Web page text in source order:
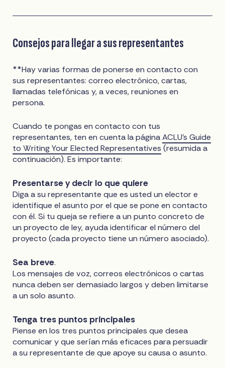
Consejos para llegar a sus representantes
**Hay varias formas de ponerse en contacto con
sus representantes: correo electrónico, cartas,
llamadas telefónicas y, a veces, reuniones en
persona.
Cuando te pongas en contacto con tus
representantes, ten en cuenta la páginaACLU’s Guide
to Writing Your Elected Representatives (resumida a
continuación). Es importante:
Presentarse y decir lo que quiere
Diga a su representante que es usted un elector e
identifique el asunto por el que se pone en contacto
con él. Si tu queja se refiere a un punto concreto de
un proyecto de ley, ayuda identificar el número del
proyecto (cada proyecto tiene un número asociado).
Sea breve.
Los mensajes de voz, correos electrónicos o cartas
nunca deben ser demasiado largos y deben limitarse
a un solo asunto.
Tenga tres puntos principales
Piense en los tres puntos principales que desea
comunicar y que serían más eficaces para persuadir
a su representante de que apoye su causa o asunto.